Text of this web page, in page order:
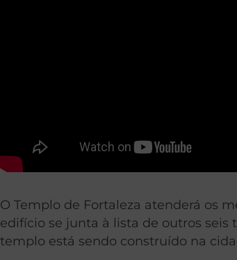
O Templo de Fortaleza atenderá os
edifício se junta à lista de outros seis
templo está sendo construído na